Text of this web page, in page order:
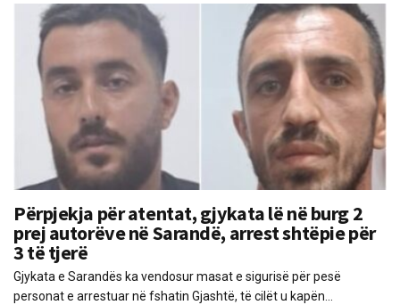
Përpjekja për atentat, gjykata lë në burg 2
prej autorëve në Sarandë, arrest shtëpie për
3 të tjerë
Gjykata e Sarandës ka vendosur masat e sigurisë për pesë
personat e arrestuar në fshatin Gjashtë, të cilët u kapën...